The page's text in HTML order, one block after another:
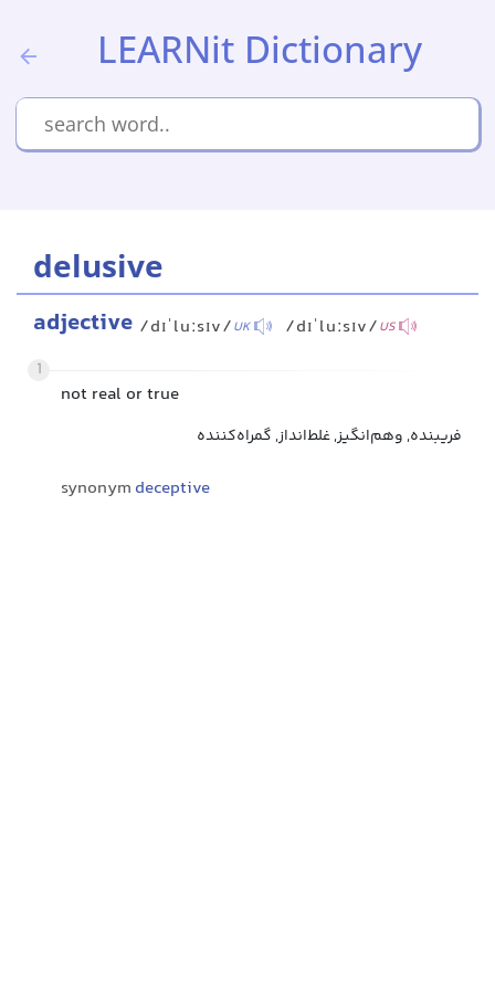
LEARNit Dictionary
delusive
adjective /dɪˈluːsɪv/UK /dɪˈluːsɪv/US
1
not real or true
فریبنده, وهم‌انگیز, غلط‌انداز, گمراه‌کننده
synonym deceptive